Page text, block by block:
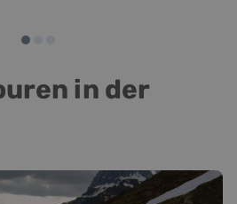
in der